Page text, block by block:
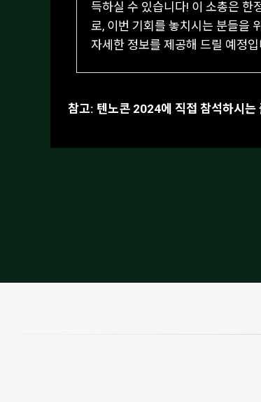
득하실 수 있습니다! 이 소총은 한
로, 이번 기회를 놓치시는 분들을
자세한 정보를 제공해 드릴 예정입
참고: 텐노콘 2024에 직접 참석하시는